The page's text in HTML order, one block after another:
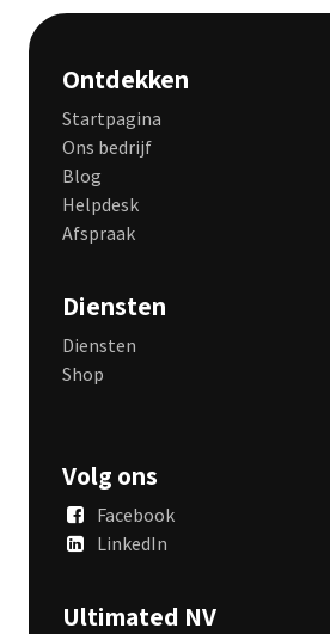
Ontdekken
Startpagina
Ons bedrijf
Blog
Helpdesk
Afspraak
Diensten
Diensten
Shop
Volg ons
Facebook
LinkedIn
Ultimated NV